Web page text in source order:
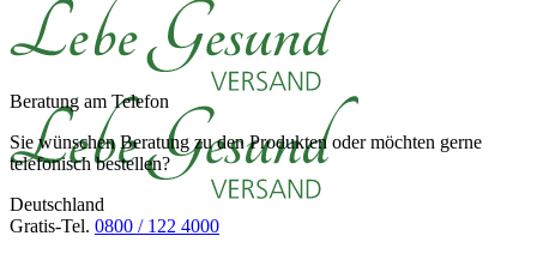
Beratung am Telefon
Sie wünschen Beratung zu den Produkten oder möchten gerne
telefonisch bestellen?
Deutschland
Gratis-Tel. 0800 / 122 4000